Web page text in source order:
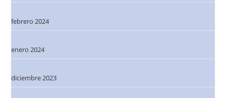
febrero 2024
enero 2024
diciembre 2023